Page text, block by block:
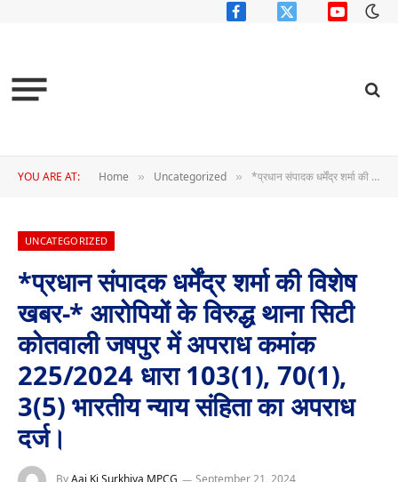
FacebookX
YouTube
YOU ARE AT: Home » Uncategorized » *प्रधान संपादक धर्मेंद्र शर्मा की विशेष खबर-* आरोपियों के विरुद्ध थाना सिटी कोतवाली जषपुर में अपराध कमांक 225/2024 धारा 103(1), 70(1), 3(5) भारतीय न्याय संहिता का अपराध दर्ज।
UNCATEGORIZED
*प्रधान संपादक धर्मेंद्र शर्मा की विशेष
खबर-* आरोपियों के विरुद्ध थाना सिटी
कोतवाली जषपुर में अपराध कमांक
225/2024 धारा 103(1), 70(1),
3(5) भारतीय न्याय संहिता का अपराध
दर्ज।